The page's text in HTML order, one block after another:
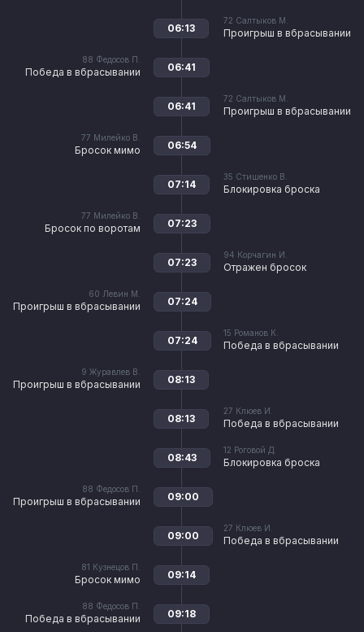
72 Салтыков М.
Проигрыш в вбрасывании
06:13
88 Федосов П.
Победа в вбрасывании 06:41
72 Салтыков М.
Проигрыш в вбрасывании
06:41
77 Милейко В.
Бросок мимо 06:54
35 Стишенко В.
Блокировка броска
07:14
77 Милейко В.
Бросок по воротам 07:23
94 Корчагин И.
Отражен бросок
07:23
60 Левин М.
Проигрыш в вбрасывании 07:24
15 Романов К.
Победа в вбрасывании
07:24
9 Журавлев В.
Проигрыш в вбрасывании 08:13
27 Клюев И.
Победа в вбрасывании
08:13
12 Роговой Д.
Блокировка броска
08:43
88 Федосов П.
Проигрыш в вбрасывании 09:00
27 Клюев И.
Победа в вбрасывании
09:00
81 Кузнецов П.
Бросок мимо 09:14
88 Федосов П.
Победа в вбрасывании 09:18